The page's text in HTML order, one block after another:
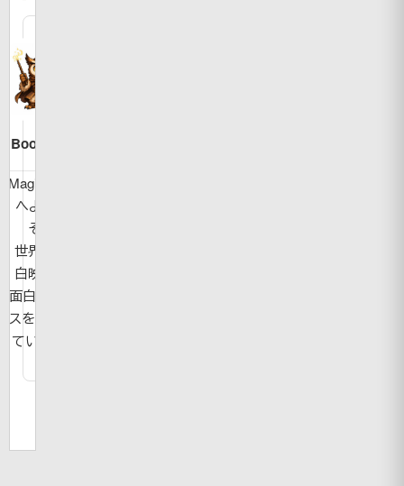
Bookman
MagicBook
へようこ
そ！
世界の面
白映像や
面白ニュー
スを紹介し
ています。